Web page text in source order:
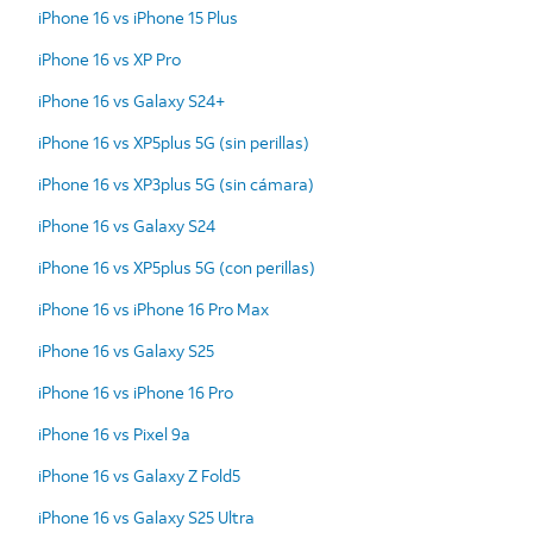
iPhone 16 vs iPhone 15 Plus
iPhone 16 vs XP Pro
iPhone 16 vs Galaxy S24+
iPhone 16 vs XP5plus 5G (sin perillas)
iPhone 16 vs XP3plus 5G (sin cámara)
iPhone 16 vs Galaxy S24
iPhone 16 vs XP5plus 5G (con perillas)
iPhone 16 vs iPhone 16 Pro Max
iPhone 16 vs Galaxy S25
iPhone 16 vs iPhone 16 Pro
iPhone 16 vs Pixel 9a
iPhone 16 vs Galaxy Z Fold5
iPhone 16 vs Galaxy S25 Ultra